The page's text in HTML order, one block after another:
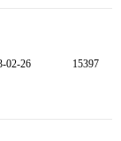
02-26 15397